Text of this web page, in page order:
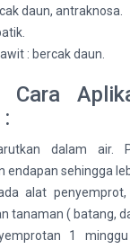
daun, antraknosa.
: bercak daun.
Cara
dalam air.
endapan sehingga
alat
tanaman ( batang,
1